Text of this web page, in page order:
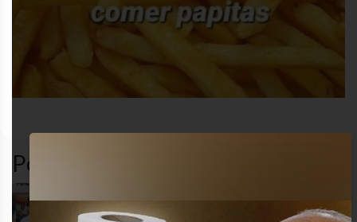
Popular en LVI
Jajaja lo re pensé!